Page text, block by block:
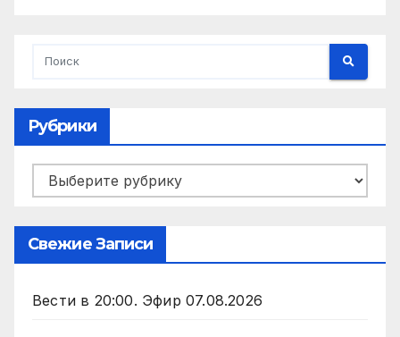
Рубрики
Рубрики
Свежие Записи
Вести в 20:00. Эфир 07.08.2026